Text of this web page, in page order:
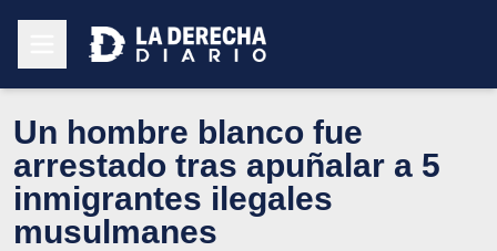
Un hombre blanco fue
arrestado tras apuñalar a 5
inmigrantes ilegales
musulmanes